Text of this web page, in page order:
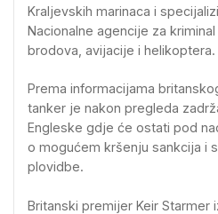
Kraljevskih marinaca i
Nacionalne agencije za
brodova, avijacije i helikoptera.
Prema informacijama
tanker je nakon pregleda
Engleske gdje će ostati pod
o mogućem kršenju sankcija i
plovidbe.
Britanski premijer Keir Starmer